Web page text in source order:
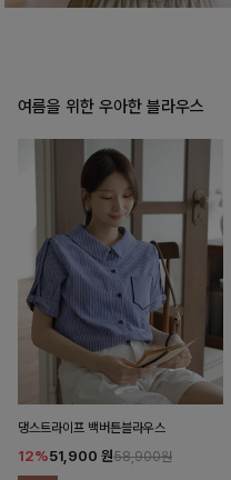
여름을 위한 우아한 블라우스
댕스트라이프 백버튼블라우스
12%51,900 원58,900원